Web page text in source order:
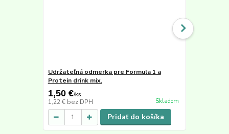
Udržateľná odmerka pre Formula 1 a
Protein drink mix.
1,50 €/ks
1,22 € bez DPH Skladom
Pridať do košíka